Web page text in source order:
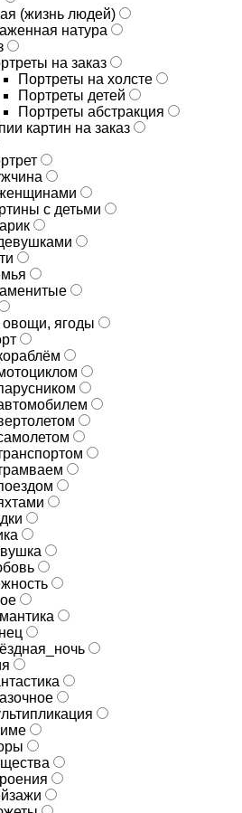
(жизнь людей)
натура
на заказ
Портреты на холсте
Портреты детей
Портреты абстракция
картин на заказ
с детьми
овощи, ягоды